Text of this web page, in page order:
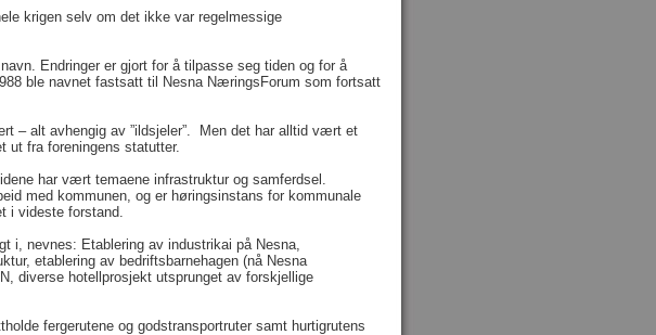
krigen selv om det ikke var regelmessige
Endringer er gjort for å tilpasse seg tiden og for å
ble navnet fastsatt til Nesna NæringsForum som fortsatt
– alt avhengig av ”ildsjeler”. Men det har alltid vært et
ut fra foreningens statutter.
tidene har vært temaene infrastruktur og samferdsel.
med kommunen, og er høringsinstans for kommunale
i videste forstand.
i, nevnes: Etablering av industrikai på Nesna,
etablering av bedriftsbarnehagen (nå Nesna
diverse hotellprosjekt utsprunget av forskjellige
fergerutene og godstransportruter samt hurtigrutens